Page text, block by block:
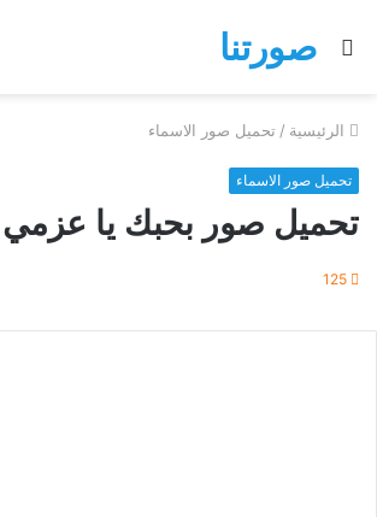
صورتنا
بحث
الرئيسية / تحميل صور الاسماء
تحميل صور الاسماء
تحميل صور بحبك يا عزمي
125